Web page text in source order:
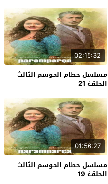
02:15:32
مسلسل حطام الموسم الثالث
الحلقة 21
01:56:27
مسلسل حطام الموسم الثالث
الحلقة 19